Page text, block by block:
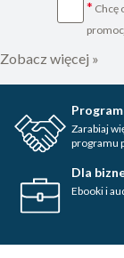
* Chcę
Zobacz więcej »
Zarabiaj
programu
Dla
Ebooki i